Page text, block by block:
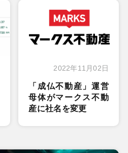
2022年11月02日
「成仏不動産」運営
母体がマークス不動
産に社名を変更